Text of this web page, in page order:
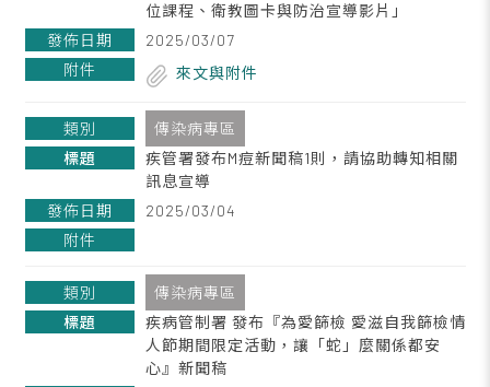
位課程、衛教圖卡與防治宣導影片」
2025/03/07
來文與附件
傳染病專區
疾管署發布M痘新聞稿1則，請協助轉知相關
訊息宣導
2025/03/04
傳染病專區
疾病管制署 發布『為愛篩檢 愛滋自我篩檢情
人節期間限定活動，讓「蛇」麼關係都安
心』新聞稿